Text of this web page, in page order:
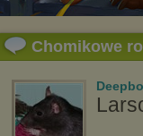
Chomikowe